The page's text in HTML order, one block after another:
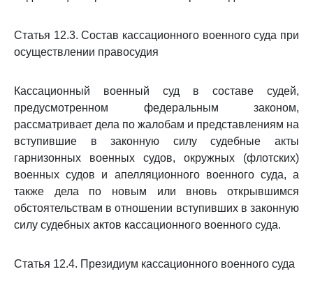
Статья 12.3. Состав кассационного военного суда при
осуществлении правосудия
Кассационный военный суд в составе судей,
предусмотренном федеральным законом,
рассматривает дела по жалобам и представлениям на
вступившие в законную силу судебные акты
гарнизонных военных судов, окружных (флотских)
военных судов и апелляционного военного суда, а
также дела по новым или вновь открывшимся
обстоятельствам в отношении вступивших в законную
силу судебных актов кассационного военного суда.
Статья 12.4. Президиум кассационного военного суда